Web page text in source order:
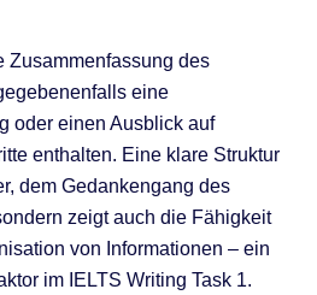
Zusammenfassung des
eine
oder einen Ausblick auf
enthalten. Eine klare Struktur
dem Gedankengang des
zeigt auch die Fähigkeit
von Informationen – ein
im IELTS Writing Task 1.